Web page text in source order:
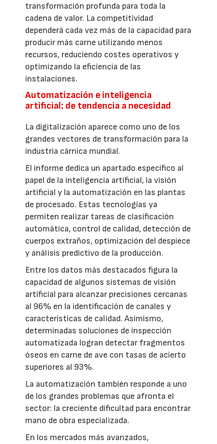
transformación profunda para toda la
cadena de valor. La competitividad
dependerá cada vez más de la capacidad para
producir más carne utilizando menos
recursos, reduciendo costes operativos y
optimizando la eficiencia de las
instalaciones.
Automatización e inteligencia
artificial: de tendencia a necesidad
La digitalización aparece como uno de los
grandes vectores de transformación para la
industria cárnica mundial.
El informe dedica un apartado específico al
papel de la inteligencia artificial, la visión
artificial y la automatización en las plantas
de procesado. Estas tecnologías ya
permiten realizar tareas de clasificación
automática, control de calidad, detección de
cuerpos extraños, optimización del despiece
y análisis predictivo de la producción.
Entre los datos más destacados figura la
capacidad de algunos sistemas de visión
artificial para alcanzar precisiones cercanas
al 96% en la identificación de canales y
características de calidad. Asimismo,
determinadas soluciones de inspección
automatizada logran detectar fragmentos
óseos en carne de ave con tasas de acierto
superiores al 93%.
La automatización también responde a uno
de los grandes problemas que afronta el
sector: la creciente dificultad para encontrar
mano de obra especializada.
En los mercados más avanzados,